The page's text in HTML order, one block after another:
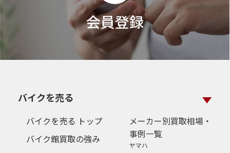
会員登録
バイクを売る
バイクを売る トップ
バイク館買取の強み
メーカー別買取相場・
事例一覧
ヤマハ